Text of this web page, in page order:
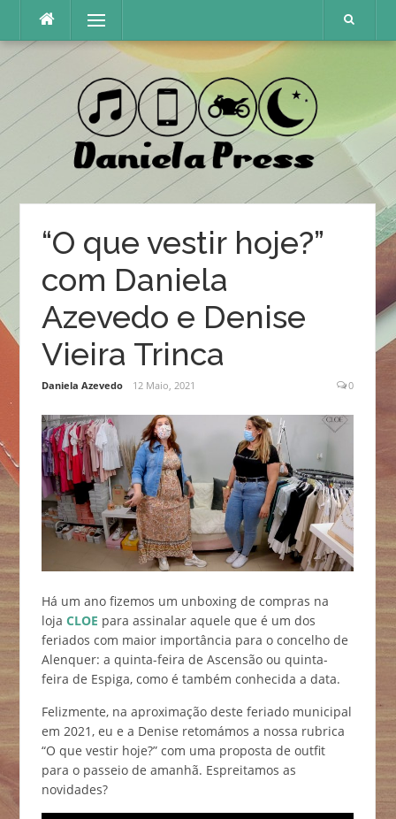
content
Menu
“O que vestir hoje?”
com Daniela
Azevedo e Denise
Vieira Trinca
Daniela Azevedo 12 Maio, 2021 0
Há um ano fizemos um unboxing de compras na
loja CLOE para assinalar aquele que é um dos
feriados com maior importância para o concelho de
Alenquer: a quinta-feira de Ascensão ou quinta-
feira de Espiga, como é também conhecida a data.
Felizmente, na aproximação deste feriado municipal
em 2021, eu e a Denise retomámos a nossa rubrica
“O que vestir hoje?” com uma proposta de outfit
para o passeio de amanhã. Espreitamos as
novidades?